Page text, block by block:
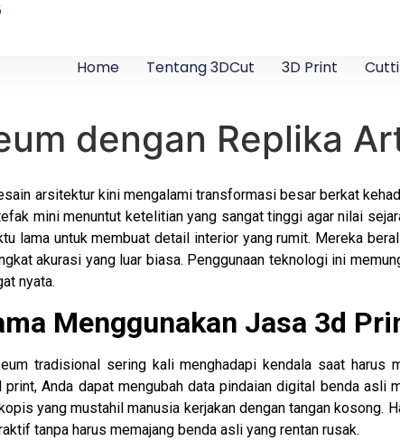
Home Tentang 3DCut 3D Print
dengan Replika
arsitektur kini mengalami transformasi besar berkat
mini menuntut ketelitian yang sangat tinggi agar nilai
lama untuk membuat detail interior yang rumit. Mereka
akurasi yang luar biasa. Penggunaan teknologi ini
nyata.
Menggunakan Jasa 3d
tradisional sering kali menghadapi kendala saat
print, Anda dapat mengubah data pindaian digital benda
yang mustahil manusia kerjakan dengan tangan kosong.
tanpa harus memajang benda asli yang rentan rusak.